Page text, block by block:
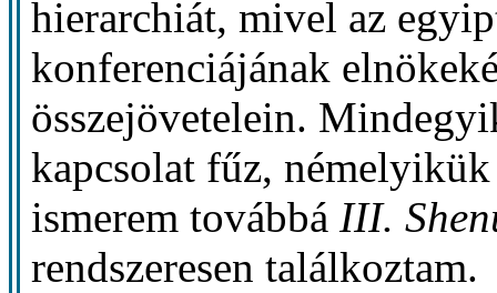
hierarchiát, mivel az
konferenciájának
összejövetelein.
kapcsolat fűz,
ismerem továbbá III.
rendszeresen találkoztam.